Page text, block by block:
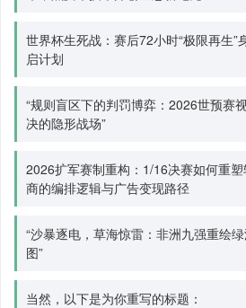
世界杯生死战：赛后72小时“极限再生”
启计划
“规则盲区下的判罚博弈：2026世预赛
决的隐形战场”
2026扩军赛制重构：1/16决赛如何重塑
商的编排逻辑与广告变现路径
“沙暴逐电，草海惊雷：非洲九强重绘
图”
当然，以下是为你重写的标题：